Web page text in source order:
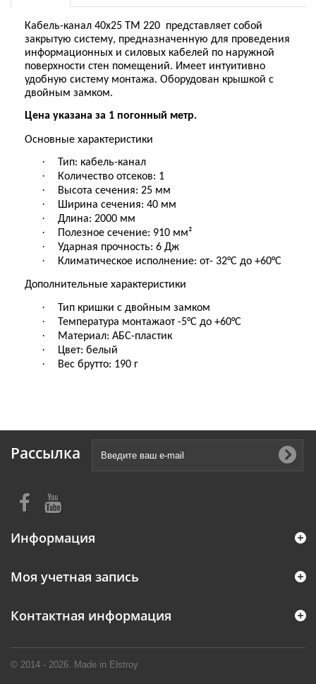
Кабель-канал 40х25 TМ 220 представляет собой
закрытую систему, предназначенную для проведения
информационных и силовых кабелей по наружной
поверхности стен помещений. Имеет интуитивно
удобную систему монтажа. Оборудован крышкой с
двойным замком.
Цена указана за 1 погонный метр.
Основные характеристики
· Тип: кабель-канал
· Количество отсеков: 1
· Высота сечения: 25 мм
· Ширина сечения: 40 мм
· Длина: 2000 мм
· Полезное сечение: 910 мм²
· Ударная прочность: 6 Дж
· Климатическое исполнение: от- 32°С до +60°С
Дополнительные характеристики
· Тип кришки с двойным замком
· Температура монтажаот -5°С до +60°С
· Материал: АБС-пластик
· Цвет: белый
· Вес брутто: 190 г
Рассылка
Информация
© 2014 - 2026. Made in Elstroy
Моя учетная запись
Контактная информация